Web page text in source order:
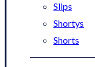
Slips
Shortys
Shorts